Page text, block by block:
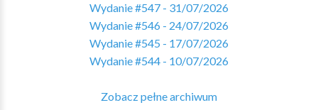
Wydanie #547 - 31/07/2026
Wydanie #546 - 24/07/2026
Wydanie #545 - 17/07/2026
Wydanie #544 - 10/07/2026
Zobacz pełne archiwum